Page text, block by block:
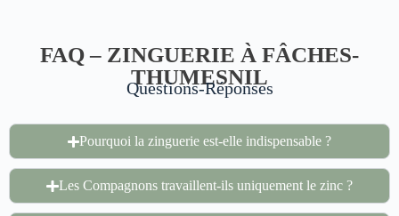
FAQ – ZINGUERIE À FÂCHES-
THUMESNIL
Questions-Réponses
Pourquoi la zinguerie est-elle indispensable ?
Les Compagnons travaillent-ils uniquement le zinc ?